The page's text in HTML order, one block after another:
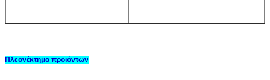
Πλεονέκτημα προϊόντων